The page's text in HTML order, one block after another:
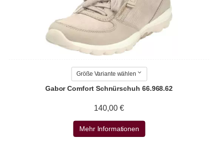
Größe Variante wählen
Gabor Comfort Schnürschuh 66.968.62
140,00 €
Mehr Informationen